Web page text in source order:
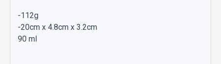
-112g
-20cm x 4.8cm x 3.2cm
90 ml